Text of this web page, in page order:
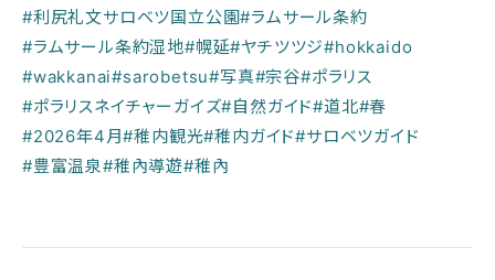
#利尻礼文サロベツ国立公園#ラムサール条約
#ラムサール条約湿地#幌延#ヤチツツジ#hokkaido
#wakkanai#sarobetsu#写真#宗谷#ポラリス
#ポラリスネイチャーガイズ#自然ガイド#道北#春
#2026年4月#稚内観光#稚内ガイド#サロベツガイド
#豊富温泉#稚內導遊#稚內